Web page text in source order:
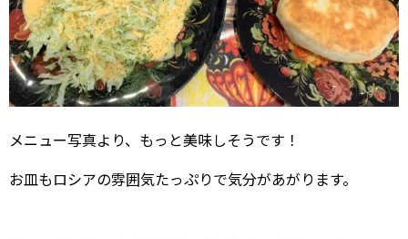
メニュー写真より、もっと美味しそうです！
お皿もロシアの雰囲気たっぷりで気分があがります。